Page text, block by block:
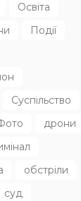
Освіта
Події
Суспільство
дрони
обстріли
суд